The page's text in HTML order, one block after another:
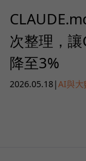
次整理，
降至3%
2026.05.18|AI與大